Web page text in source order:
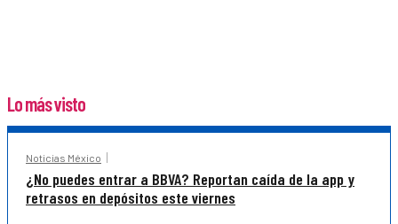
Lo más visto
Noticias México
¿No puedes entrar a BBVA? Reportan caída de la app y
retrasos en depósitos este viernes